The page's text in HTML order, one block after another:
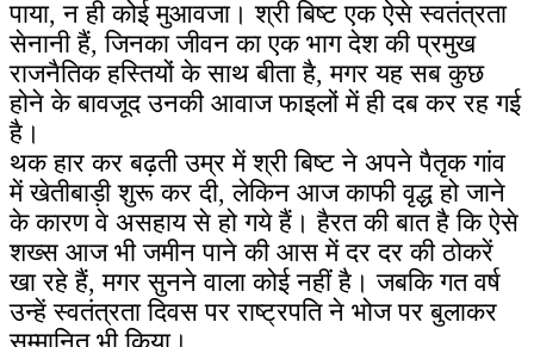
पाया, न ही कोई मुआवजा। श्री बिष्ट एक ऐसे स्वतंत्रता
सेनानी हैं, जिनका जीवन का एक भाग देश की प्रमुख
राजनैतिक हस्तियों के साथ बीता है, मगर यह सब कुछ
होने के बावजूद उनकी आवाज फाइलों में ही दब कर रह गई
है।
थक हार कर बढ़ती उम्र में श्री बिष्ट ने अपने पैतृक गांव
में खेतीबाड़ी शुरू कर दी, लेकिन आज काफी वृद्ध हो जाने
के कारण वे असहाय से हो गये हैं। हैरत की बात है कि ऐसे
शख्स आज भी जमीन पाने की आस में दर दर की ठोकरें
खा रहे हैं, मगर सुनने वाला कोई नहीं है। जबकि गत वर्ष
उन्हें स्वतंत्रता दिवस पर राष्ट्रपति ने भोज पर बुलाकर